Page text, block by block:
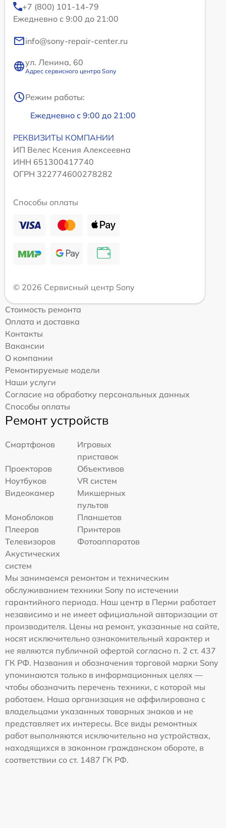
+7 (800) 101-14-79
Ежедневно с 9:00 до 21:00
info@sony-repair-center.ru
ул. Ленина, 60
Адрес сервисного центра Sony
Режим работы:
Ежедневно с 9:00 до 21:00
РЕКВИЗИТЫ КОМПАНИИ
ИП Велес Ксения Алексеевна
ИНН 651300417740
ОГРН 322774600278282
Способы оплаты
© 2026 Сервисный центр Sony
Стоимость ремонта
Оплата и доставка
Контакты
Вакансии
О компании
Ремонтируемые модели
Наши услуги
Согласие на обработку персональных данных
Способы оплаты
Ремонт устройств
Смартфонов
Игровых
приставок
Проекторов
Объективов
Ноутбуков
VR систем
Видеокамер
Микшерных
пультов
Моноблоков
Планшетов
Плееров
Принтеров
Телевизоров
Фотоаппаратов
Акустических
систем
Мы занимаемся ремонтом и техническим
обслуживанием техники Sony по истечении
гарантийного периода. Наш центр в Перми работает
независимо и не имеет официальной авторизации от
производителя. Цены на ремонт, указанные на сайте,
носят исключительно ознакомительный характер и
не являются публичной офертой согласно п. 2 ст. 437
ГК РФ. Названия и обозначения торговой марки Sony
упоминаются только в информационных целях —
чтобы обозначить перечень техники, с которой мы
работаем. Наша организация не аффилирована с
владельцами указанных товарных знаков и не
представляет их интересы. Все виды ремонтных
работ выполняются исключительно на устройствах,
находящихся в законном гражданском обороте, в
соответствии со ст. 1487 ГК РФ.